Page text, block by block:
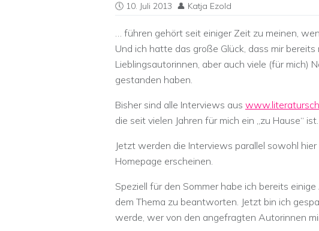
10. Juli 2013 Katja Ezold
… führen gehört seit einiger Zeit zu meinen,
Und ich hatte das große Glück, dass mir
Lieblingsautorinnen, aber auch viele (für mich)
gestanden haben.
Bisher sind alle Interviews aus
die seit vielen Jahren für mich ein „zu Hause“ ist.
Jetzt werden die Interviews parallel sowohl
Homepage erscheinen.
Speziell für den Sommer habe ich bereits
dem Thema zu beantworten. Jetzt bin ich
werde, wer von den angefragten Autorinnen